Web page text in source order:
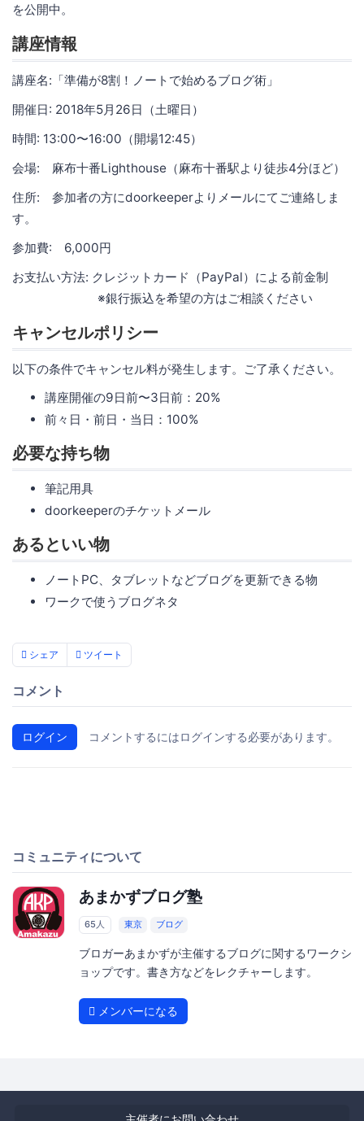
を公開中。
講座情報
講座名:「準備が8割！ノートで始めるブログ術」
開催日: 2018年5月26日（土曜日）
時間: 13:00〜16:00（開場12:45）
会場: 麻布十番Lighthouse（麻布十番駅より徒歩4分ほど）
住所: 参加者の方にdoorkeeperよりメールにてご連絡しま
す。
参加費: 6,000円
お支払い方法: クレジットカード（PayPal）による前金制
※銀行振込を希望の方はご相談ください
キャンセルポリシー
以下の条件でキャンセル料が発生します。ご了承ください。
講座開催の9日前〜3日前：20%
前々日・前日・当日：100%
必要な持ち物
筆記用具
doorkeeperのチケットメール
あるといい物
ノートPC、タブレットなどブログを更新できる物
ワークで使うブログネタ
シェア ツイート
コメント
ログイン コメントするにはログインする必要があります。
コミュニティについて
あまかずブログ塾
65人 東京 ブログ
ブロガーあまかずが主催するブログに関するワークシ
ョップです。書き方などをレクチャーします。
メンバーになる